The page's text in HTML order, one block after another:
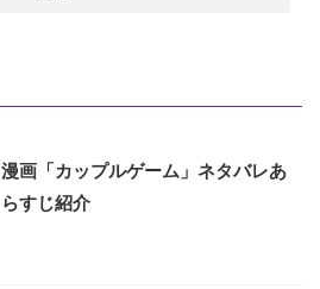
漫画「カップルゲーム」ネタバレあ
らすじ紹介